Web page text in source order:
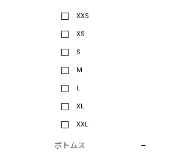
XXS
XS
S
M
L
XL
XXL
ボトムス